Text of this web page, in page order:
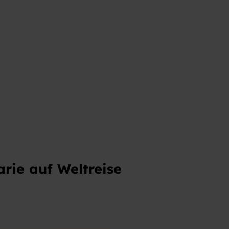
auf Weltreise